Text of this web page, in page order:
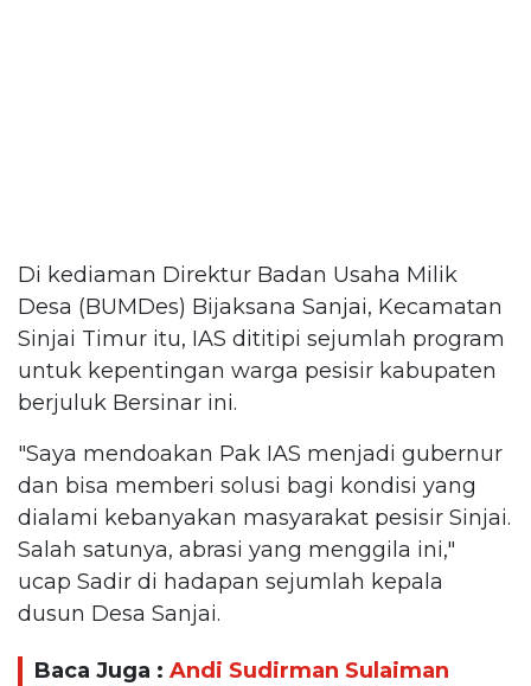
Di kediaman Direktur Badan Usaha Milik
Desa (BUMDes) Bijaksana Sanjai, Kecamatan
Sinjai Timur itu, IAS dititipi sejumlah program
untuk kepentingan warga pesisir kabupaten
berjuluk Bersinar ini.
"Saya mendoakan Pak IAS menjadi gubernur
dan bisa memberi solusi bagi kondisi yang
dialami kebanyakan masyarakat pesisir Sinjai.
Salah satunya, abrasi yang menggila ini,"
ucap Sadir di hadapan sejumlah kepala
dusun Desa Sanjai.
Baca Juga : Andi Sudirman Sulaiman